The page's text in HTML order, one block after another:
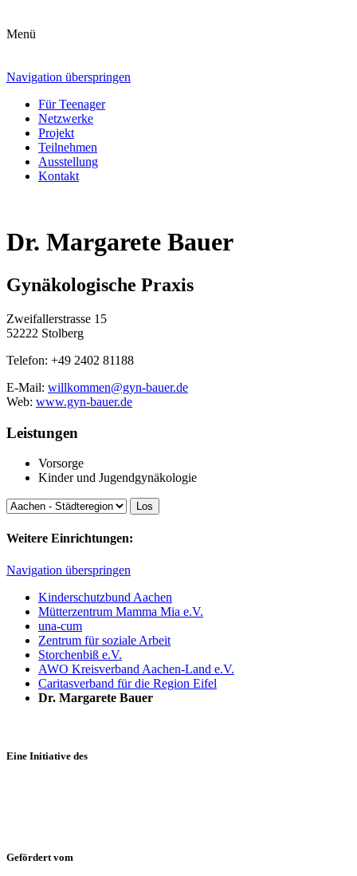
Menü
Navigation überspringen
Für Teenager
Netzwerke
Projekt
Teilnehmen
Ausstellung
Kontakt
Dr. Margarete Bauer
Gynäkologische Praxis
Zweifallerstrasse 15
52222 Stolberg
Telefon: +49 2402 81188
E-Mail: willkommen@gyn-bauer.de
Web: www.gyn-bauer.de
Leistungen
Vorsorge
Kinder und Jugendgynäkologie
Weitere Einrichtungen:
Navigation überspringen
Kinderschutzbund Aachen
Mütterzentrum Mamma Mia e.V.
una-cum
Zentrum für soziale Arbeit
Storchenbiß e.V.
AWO Kreisverband Aachen-Land e.V.
Caritasverband für die Region Eifel
Dr. Margarete Bauer
Eine Initiative des
Gefördert vom